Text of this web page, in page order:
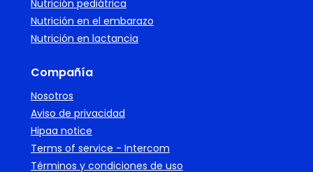
Nutrición pediátrica
Nutrición en el embarazo
Nutrición en lactancia
Compañía
Nosotros
Aviso de privacidad
Hipaa notice
Terms of service - Intercom
Términos y condiciones de uso